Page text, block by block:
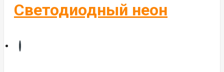
Светодиодный неон